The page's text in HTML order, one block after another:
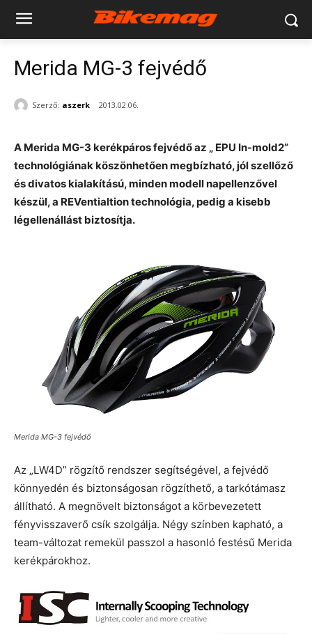
Merida MG-3 fejvédő
Szerző: aszerk 2013.02.06.
A Merida MG-3 kerékpáros fejvédő az „ EPU In-mold2”
technológiának köszönhetően megbízható, jól szellőző
és divatos kialakítású, minden modell napellenzővel
készül, a REVentialtion technológia, pedig a kisebb
légellenállást biztosítja.
Merida MG-3 fejvédő
Az „LW4D” rögzítő rendszer segítségével, a fejvédő
könnyedén és biztonságosan rögzíthető, a tarkótámasz
állítható. A megnövelt biztonságot a körbevezetett
fényvisszaverő csík szolgálja. Négy színben kapható, a
team-változat remekül passzol a hasonló festésű Merida
kerékpárokhoz.